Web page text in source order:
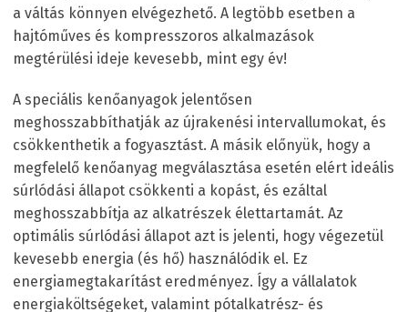
a váltás könnyen elvégezhető. A legtöbb esetben a
hajtóműves és kompresszoros alkalmazások
megtérülési ideje kevesebb, mint egy év!
A speciális kenőanyagok jelentősen
meghosszabbíthatják az újrakenési intervallumokat, és
csökkenthetik a fogyasztást. A másik előnyük, hogy a
megfelelő kenőanyag megválasztása esetén elért ideális
súrlódási állapot csökkenti a kopást, és ezáltal
meghosszabbítja az alkatrészek élettartamát. Az
optimális súrlódási állapot azt is jelenti, hogy végezetül
kevesebb energia (és hő) használódik el. Ez
energiamegtakarítást eredményez. Így a vállalatok
energiaköltségeket, valamint pótalkatrész- és